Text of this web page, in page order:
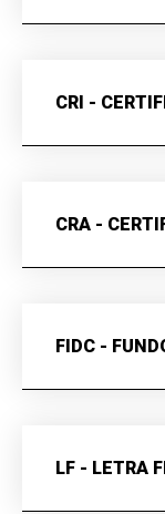
CRI -
CRA -
FIDC -
LF - LETRA